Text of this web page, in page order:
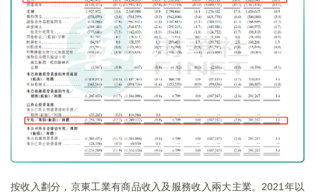
按收入劃分，京東工業有商品收入及服務收入兩大主業。2021年以